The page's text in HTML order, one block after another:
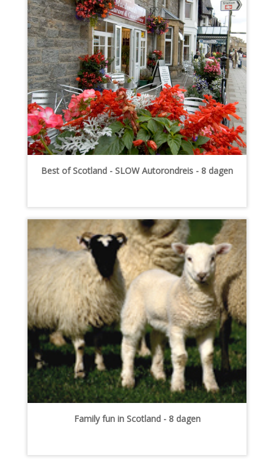
Best of Scotland - SLOW Autorondreis - 8 dagen
Family fun in Scotland - 8 dagen